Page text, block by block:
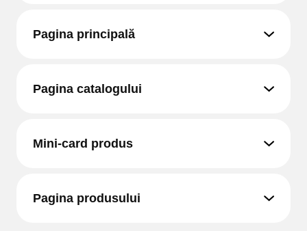
Pagina principală
Pagina catalogului
Mini-card produs
Pagina produsului